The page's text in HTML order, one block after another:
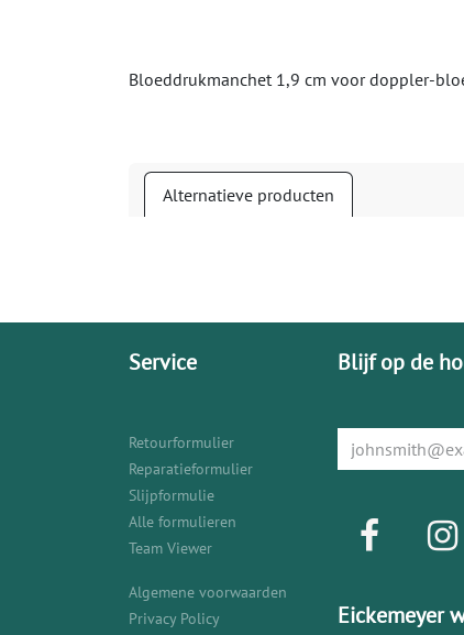
Bloeddrukmanchet 1,9 cm voor doppler-
Alternatieve producten
Service
Retourformulier
Reparatieformulier
Slijpformulie
Alle formulieren
Team Viewer
Algemene voorwaarden
Privacy Policy
Blijf op de
Eickemeyer